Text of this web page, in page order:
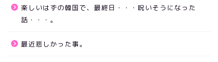
楽しいはずの韓国で、最終日・・・呪いそうになった
話・・・。
最近悲しかった事。